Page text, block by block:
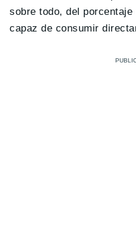
sobre todo, del
capaz de consumir